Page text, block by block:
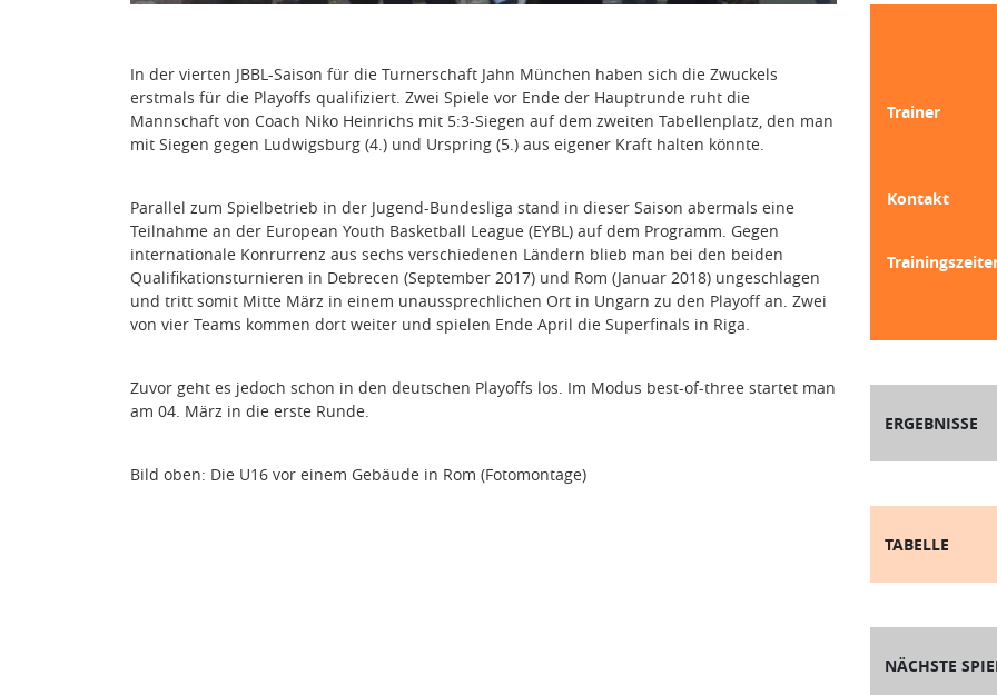
In der vierten JBBL-Saison für die Turnerschaft Jahn München haben sich die Zwuckels
erstmals für die Playoffs qualifiziert. Zwei Spiele vor Ende der Hauptrunde ruht die
Mannschaft von Coach Niko Heinrichs mit 5:3-Siegen auf dem zweiten Tabellenplatz, den man
mit Siegen gegen Ludwigsburg (4.) und Urspring (5.) aus eigener Kraft halten könnte.
Parallel zum Spielbetrieb in der Jugend-Bundesliga stand in dieser Saison abermals eine
Teilnahme an der European Youth Basketball League (EYBL) auf dem Programm. Gegen
internationale Konrurrenz aus sechs verschiedenen Ländern blieb man bei den beiden
Qualifikationsturnieren in Debrecen (September 2017) und Rom (Januar 2018) ungeschlagen
und tritt somit Mitte März in einem unaussprechlichen Ort in Ungarn zu den Playoff an. Zwei
von vier Teams kommen dort weiter und spielen Ende April die Superfinals in Riga.
Zuvor geht es jedoch schon in den deutschen Playoffs los. Im Modus best-of-three startet man
am 04. März in die erste Runde.
Bild oben: Die U16 vor einem Gebäude in Rom (Fotomontage)
Trainer
Kontakt
ERGEBNISSE
TABELLE
NÄCHSTE